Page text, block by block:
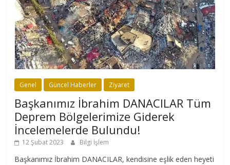
Genel Güncel Haberler Ziyaret
Başkanımız İbrahim DANACILAR Tüm
Deprem Bölgelerimize Giderek
İncelemelerde Bulundu!
12 Şubat 2023 Bilgi İşlem
Başkanımız İbrahim DANACILAR, kendisine eşlik eden heyeti